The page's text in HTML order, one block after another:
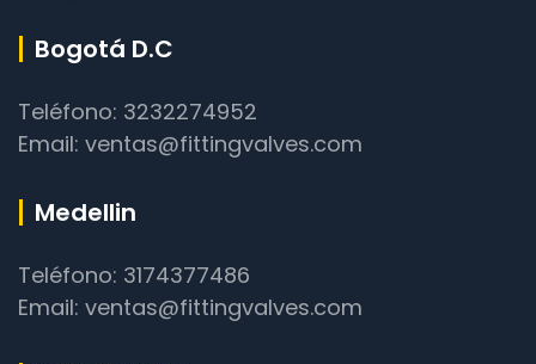
Bogotá D.C
Teléfono: 3232274952
Email: ventas@fittingvalves.com
Medellin
Teléfono: 3174377486
Email: ventas@fittingvalves.com